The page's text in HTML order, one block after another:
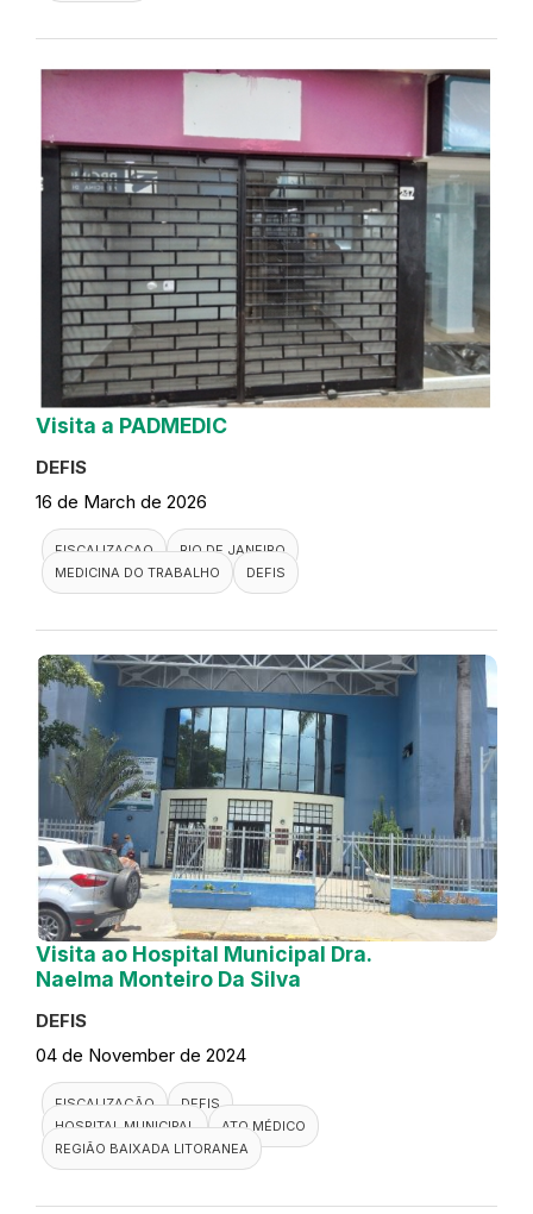
Visita a PADMEDIC
DEFIS
16 de March de 2026
FISCALIZACAO
RIO DE JANEIRO
MEDICINA DO TRABALHO
DEFIS
Visita ao Hospital Municipal Dra.
Naelma Monteiro Da Silva
DEFIS
04 de November de 2024
FISCALIZAÇÃO
DEFIS
HOSPITAL MUNICIPAL
ATO MÉDICO
REGIÃO BAIXADA LITORANEA